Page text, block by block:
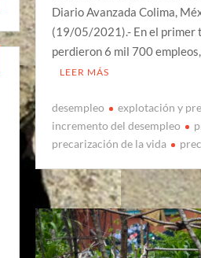
Diario Avanzada Colima,
(19/05/2021).- En el primer
perdieron 6 mil 700
LEER MÁS
desempleo
explotación y
incremento del desempleo
precarización de la vida